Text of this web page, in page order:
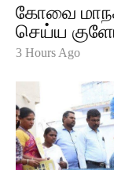
கோவை
செய்ய
3 Hours Ago